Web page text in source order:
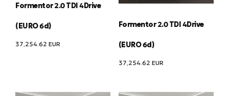
Formentor 2.0 TDI 4Drive
(EURO 6d)
37,254.62 EUR
Formentor 2.0 TDI 4Drive
(EURO 6d)
37,254.62 EUR